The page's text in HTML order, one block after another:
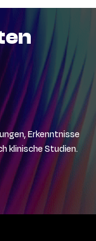
Erkenntnisse
klinische Studien.